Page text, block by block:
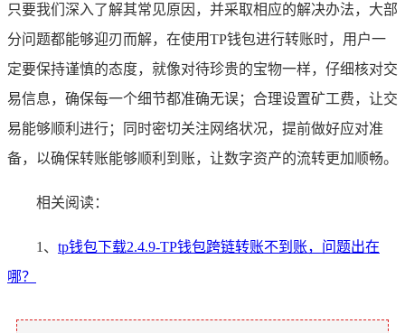
只要我们深入了解其常见原因，并采取相应的解决办法，大部
分问题都能够迎刃而解，在使用TP钱包进行转账时，用户一
定要保持谨慎的态度，就像对待珍贵的宝物一样，仔细核对交
易信息，确保每一个细节都准确无误；合理设置矿工费，让交
易能够顺利进行；同时密切关注网络状况，提前做好应对准
备，以确保转账能够顺利到账，让数字资产的流转更加顺畅。
相关阅读：
1、 tp钱包下载2.4.9-TP钱包跨链转账不到账，问题出在
哪？